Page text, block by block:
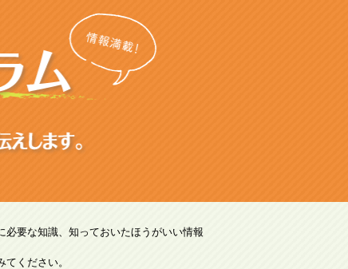
要な知識、知っておいたほうがいい情報
ください。